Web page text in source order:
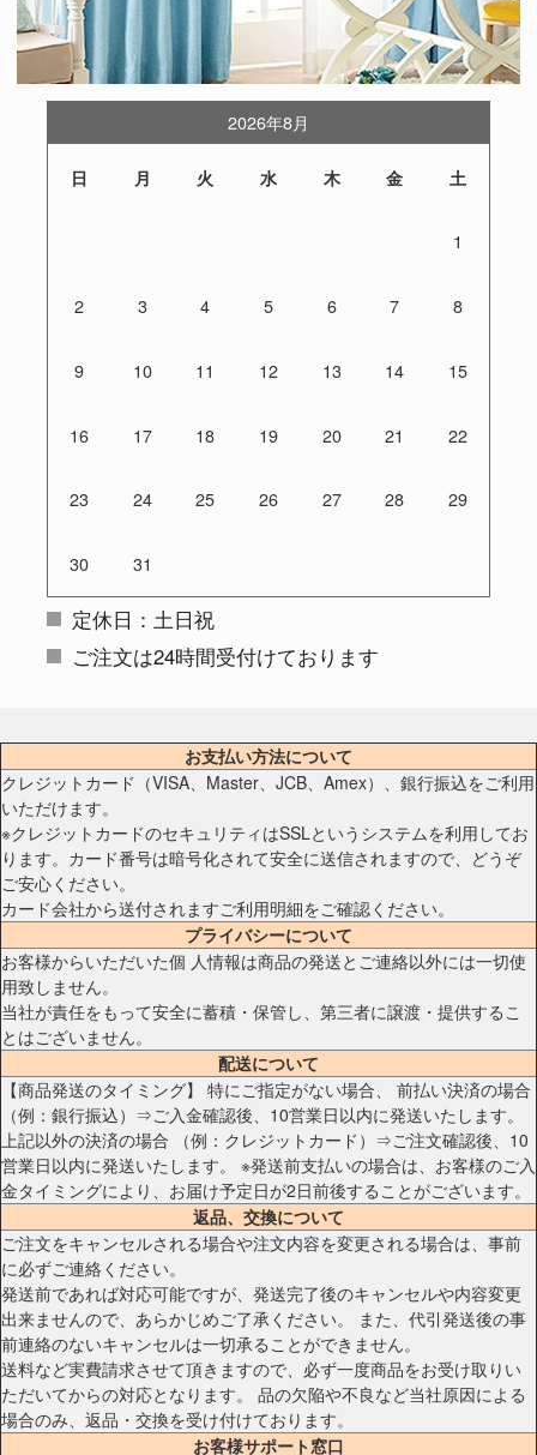
2026年8月
日 月 火 水 木 金 土
1
2 3 4 5 6 7 8
9 10 11 12 13 14 15
16 17 18 19 20 21 22
23 24 25 26 27 28 29
30 31
定休日：土日祝
ご注文は24時間受付けております
お支払い方法について
クレジットカード（VISA、Master、JCB、Amex）、銀行振込をご利用
いただけます。
※クレジットカードのセキュリティはSSLというシステムを利用してお
ります。カード番号は暗号化されて安全に送信されますので、どうぞ
ご安心ください。
カード会社から送付されますご利用明細をご確認ください。
プライバシーについて
お客様からいただいた個 人情報は商品の発送とご連絡以外には一切使
用致しません。
当社が責任をもって安全に蓄積・保管し、第三者に譲渡・提供するこ
とはございません。
配送について
【商品発送のタイミング】 特にご指定がない場合、 前払い決済の場合
（例：銀行振込）⇒ご入金確認後、10営業日以内に発送いたします。
上記以外の決済の場合 （例：クレジットカード）⇒ご注文確認後、10
営業日以内に発送いたします。 ※発送前支払いの場合は、お客様のご入
金タイミングにより、お届け予定日が2日前後することがございます。
返品、交換について
ご注文をキャンセルされる場合や注文内容を変更される場合は、事前
に必ずご連絡ください。
発送前であれば対応可能ですが、発送完了後のキャンセルや内容変更
出来ませんので、あらかじめご了承ください。 また、代引発送後の事
前連絡のないキャンセルは一切承ることができません。
送料など実費請求させて頂きますので、必ず一度商品をお受け取りい
ただいてからの対応となります。 品の欠陥や不良など当社原因による
場合のみ、返品・交換を受け付けております。
お客様サポート窓口